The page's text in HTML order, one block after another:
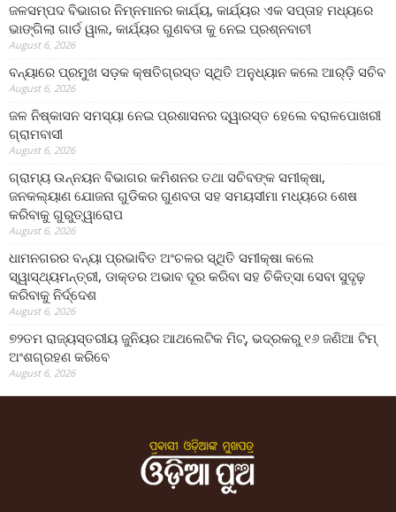
ଜଳସମ୍ପଦ ବିଭାଗର ନିମ୍ନମାନର କାର୍ଯ୍ୟ, କାର୍ଯ୍ୟର ଏକ ସପ୍ତାହ ମଧ୍ୟରେ
ଭାଙ୍ଗିଲା ଗାର୍ଡ ୱାଲ, କାର୍ଯ୍ୟର ଗୁଣବତା କୁ ନେଇ ପ୍ରଶ୍ନବାଚୀ
August 6, 2026
ବନ୍ୟାରେ ପ୍ରମୁଖ ସଡ଼କ କ୍ଷତିଗ୍ରସ୍ତ ସ୍ଥିତି ଅନୁଧ୍ୟାନ କଲେ ଆର୍‌ଡ଼ି ସଚିବ
August 6, 2026
ଜଳ ନିଷ୍କାସନ ସମସ୍ୟା ନେଇ ପ୍ରଶାସନର ଦ୍ୱାରସ୍ତ ହେଲେ ବରାଳପୋଖରୀ
ଗ୍ରାମବାସୀ
August 6, 2026
ଗ୍ରାମ୍ୟ ଉନ୍ନୟନ ବିଭାଗର କମିଶନର ତଥା ସଚିବଙ୍କ ସମୀକ୍ଷା,
ଜନକଲ୍ୟାଣ ଯୋଜନା ଗୁଡିକର ଗୁଣବତା ସହ ସମୟସୀମା ମଧ୍ୟରେ ଶେଷ
କରିବାକୁ ଗୁରୁତ୍ୱାରୋପ
August 6, 2026
ଧାମନଗରର ବନ୍ୟା ପ୍ରଭାବିତ ଅଂଚଳର ସ୍ଥିତି ସମୀକ୍ଷା କଲେ
ସ୍ୱାସ୍ଥ୍ୟମନ୍ତ୍ରୀ, ଡାକ୍ତର ଅଭାବ ଦୂର କରିବା ସହ ଚିକିତ୍ସା ସେବା ସୁଦୃଢ଼
କରିବାକୁ ନିର୍ଦ୍ଦେଶ
August 6, 2026
୭୨ତମ ରାଜ୍ୟସ୍ତରୀୟ ଜୁନିୟର ଆଥଲେଟିକ ମିଟ୍‌, ଭଦ୍ରକରୁ ୧୬ ଜଣିଆ ଟିମ୍
ଅଂଶଗ୍ରହଣ କରିବେ
August 6, 2026